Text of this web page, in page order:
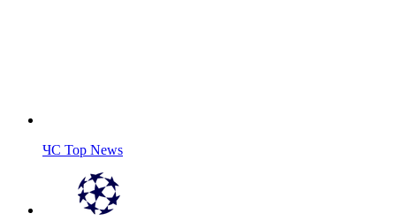
ЧС Top News